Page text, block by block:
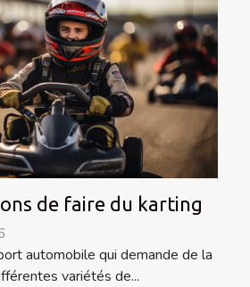
de faire du karting
automobile qui demande de la
variétés de...